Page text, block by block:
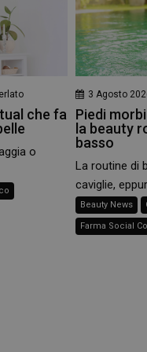
che fa
o
3 Agosto
Piedi
la beauty
basso
La routine di
caviglie,
Beauty News
Farma Social
PHPSESSID
_ga